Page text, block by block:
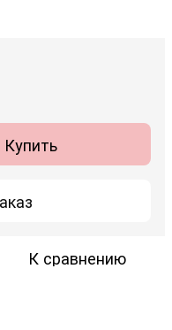
Купить
К сравнению